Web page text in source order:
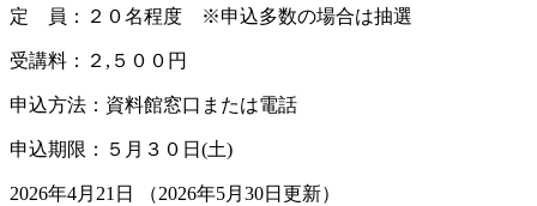
定 員：２０名程度 ※申込多数の場合は抽選
受講料：２,５００円
申込方法：資料館窓口または電話
申込期限：５月３０日(土)
2026年4月21日
（2026年5月30日更新）